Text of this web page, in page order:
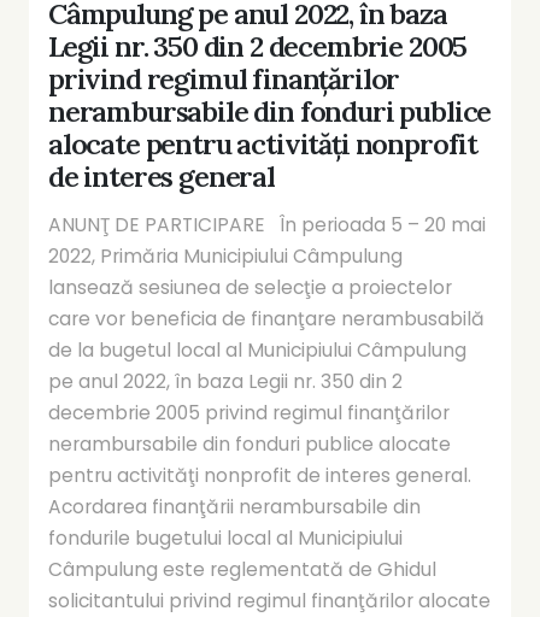
Câmpulung pe anul 2022, în baza
Legii nr. 350 din 2 decembrie 2005
privind regimul finanţărilor
nerambursabile din fonduri publice
alocate pentru activităţi nonprofit
de interes general
ANUNŢ DE PARTICIPARE În perioada 5 – 20 mai
2022, Primăria Municipiului Câmpulung
lansează sesiunea de selecţie a proiectelor
care vor beneficia de finanţare nerambusabilă
de la bugetul local al Municipiului Câmpulung
pe anul 2022, în baza Legii nr. 350 din 2
decembrie 2005 privind regimul finanţărilor
nerambursabile din fonduri publice alocate
pentru activităţi nonprofit de interes general.
Acordarea finanţării nerambursabile din
fondurile bugetului local al Municipiului
Câmpulung este reglementată de Ghidul
solicitantului privind regimul finanţărilor alocate